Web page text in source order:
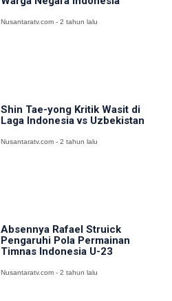
Nusantaratv.com - 2 tahun lalu
Shin Tae-yong Kritik Wasit di
Laga Indonesia vs Uzbekistan
Nusantaratv.com - 2 tahun lalu
Absennya Rafael Struick
Pengaruhi Pola Permainan
Timnas Indonesia U-23
Nusantaratv.com - 2 tahun lalu